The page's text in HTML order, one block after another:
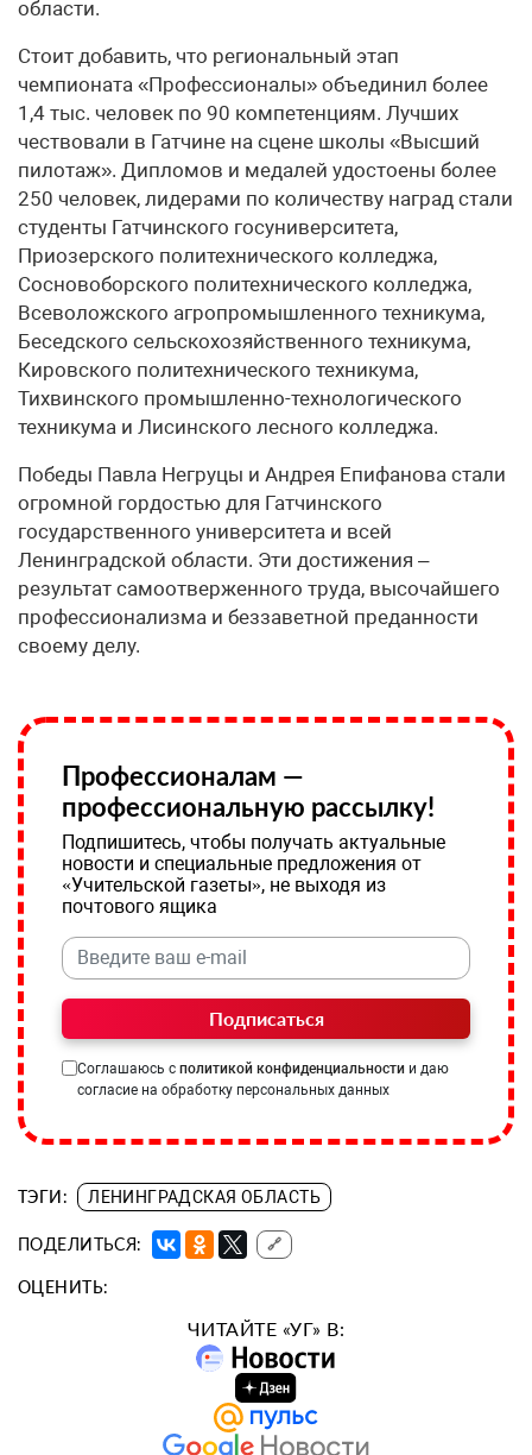
области.
Стоит добавить, что региональный этап
чемпионата «Профессионалы» объединил более
1,4 тыс. человек по 90 компетенциям. Лучших
чествовали в Гатчине на сцене школы «Высший
пилотаж». Дипломов и медалей удостоены более
250 человек, лидерами по количеству наград стали
студенты Гатчинского госуниверситета,
Приозерского политехнического колледжа,
Сосновоборского политехнического колледжа,
Всеволожского агропромышленного техникума,
Беседского сельскохозяйственного техникума,
Кировского политехнического техникума,
Тихвинского промышленно-технологического
техникума и Лисинского лесного колледжа.
Победы Павла Негруцы и Андрея Епифанова стали
огромной гордостью для Гатчинского
государственного университета и всей
Ленинградской области. Эти достижения –
результат самоотверженного труда, высочайшего
профессионализма и беззаветной преданности
своему делу.
Профессионалам —
профессиональную рассылку!
Подпишитесь, чтобы получать актуальные
новости и специальные предложения от
«Учительской газеты», не выходя из
почтового ящика
Подписаться
Соглашаюсь с политикой конфиденциальности и даю
согласие на обработку персональных данных
ТЭГИ: ЛЕНИНГРАДСКАЯ ОБЛАСТЬ
ПОДЕЛИТЬСЯ: 🔗
ОЦЕНИТЬ:
ЧИТАЙТЕ «УГ» В: